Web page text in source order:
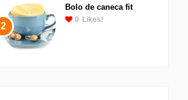
2
Bolo de caneca fit
0 Likes!